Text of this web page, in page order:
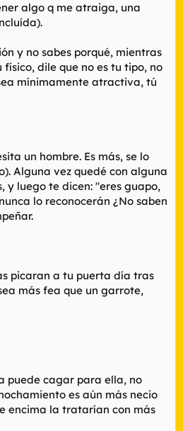
algo q me atraiga, una
y no sabes porqué, mientras
dile que no es tu tipo, no
mínimamente atractiva, tú
un hombre. Es más, se lo
Alguna vez quedé con alguna
y luego te dicen: "eres guapo,
lo reconocerán ¿No saben
picaran a tu puerta día tras
más fea que un garrote,
puede cagar para ella, no
es aún más necio
encima la tratarían con más